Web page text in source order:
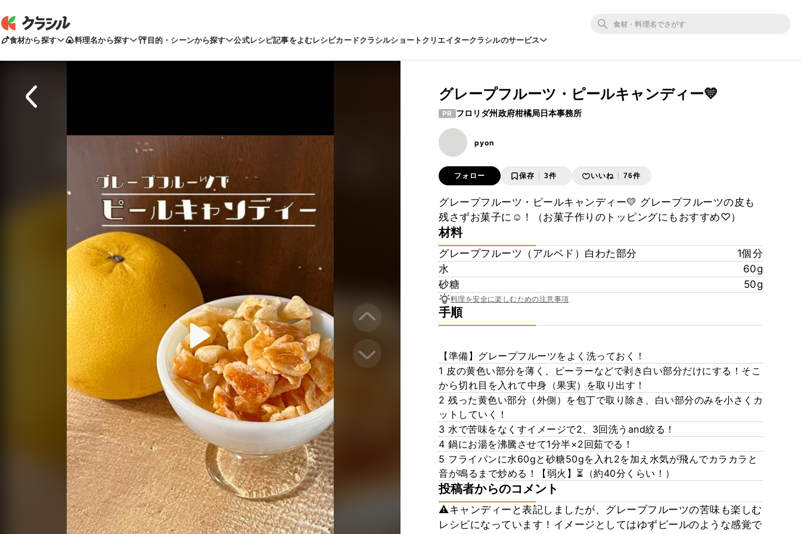
食材から探す 料理名から探す 目的・シーンから探す 公式レシピ記事をよむレシピカードクラシルショートクリエイタークラシルのサービス
グレープフルーツ・ピールキャンディー💛
PR フロリダ州政府柑橘局日本事務所
pyon
フォロー 保存 3件 いいね 76件
グレープフルーツ・ピールキャンディー💛 グレープフルーツの皮も
残さずお菓子に☺️！（お菓子作りのトッピングにもおすすめ♡）
材料
グレープフルーツ（アルベド）白わた部分
1個分
水
60g
砂糖
50g
料理を安全に楽しむための注意事項
手順
【準備】グレープフルーツをよく洗っておく！
1 皮の黄色い部分を薄く、ピーラーなどで剥き白い部分だけにする！そこ
から切れ目を入れて中身（果実）を取り出す！
2 残った黄色い部分（外側）を包丁で取り除き、白い部分のみを小さくカ
ットしていく！
3 水で苦味をなくすイメージで2、3回洗うand絞る！
4 鍋にお湯を沸騰させて1分半×2回茹でる！
5 フライパンに水60gと砂糖50gを入れ2を加え水気が飛んでカラカラと
音が鳴るまで炒める！【弱火】⏳（約40分くらい！）
投稿者からのコメント
⚠️キャンディーと表記しましたが、グレープフルーツの苦味も楽しむ
レシピになっています！イメージとしてはゆずピールのような感覚で